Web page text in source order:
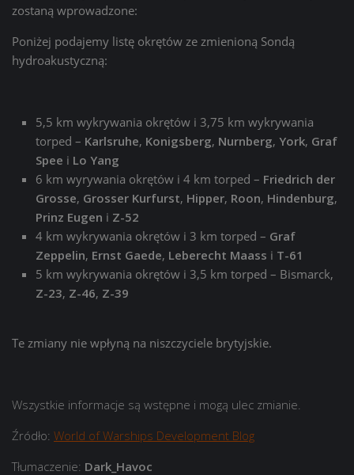
zostaną wprowadzone:
Poniżej podajemy listę okrętów ze zmienioną Sondą
hydroakustyczną:
5,5 km wykrywania okrętów i 3,75 km wykrywania
torped – Karlsruhe, Konigsberg, Nurnberg, York, Graf
Spee i Lo Yang
6 km wyrywania okrętów i 4 km torped – Friedrich der
Grosse, Grosser Kurfurst, Hipper, Roon, Hindenburg,
Prinz Eugen i Z-52
4 km wykrywania okrętów i 3 km torped – Graf
Zeppelin, Ernst Gaede, Leberecht Maass i T-61
5 km wykrywania okrętów i 3,5 km torped – Bismarck,
Z-23, Z-46, Z-39
Te zmiany nie wpłyną na niszczyciele brytyjskie.
Wszystkie informacje są wstępne i mogą ulec zmianie.
Źródło: World of Warships Development Blog
Tłumaczenie: Dark_Havoc